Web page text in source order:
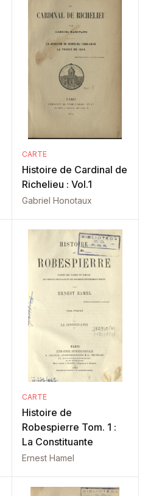
CARTE
Histoire de Cardinal de
Richelieu : Vol.1
Gabriel Honotaux
CARTE
Histoire de
Robespierre Tom. 1 :
La Constituante
Ernest Hamel